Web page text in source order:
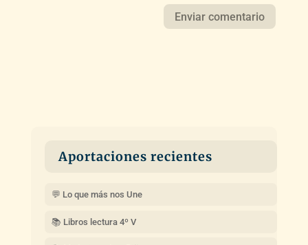
Aportaciones recientes
💬 Lo que más nos Une
📚 Libros lectura 4º V